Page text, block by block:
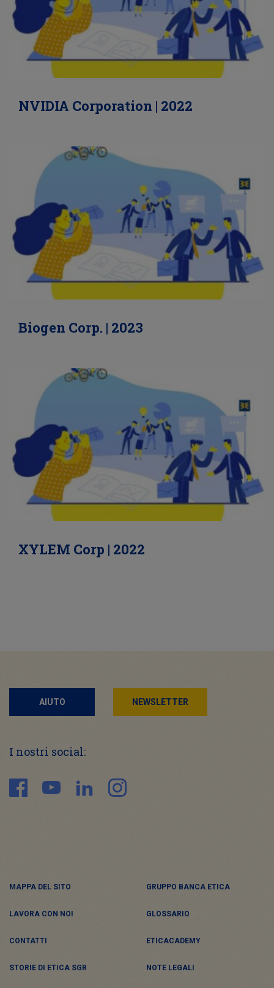
NVIDIA Corporation | 2022
Biogen Corp. | 2023
XYLEM Corp | 2022
AIUTO NEWSLETTER
I nostri social:
MAPPA DEL SITO GRUPPO BANCA ETICA
LAVORA CON NOI GLOSSARIO
CONTATTI ETICACADEMY
STORIE DI ETICA SGR NOTE LEGALI